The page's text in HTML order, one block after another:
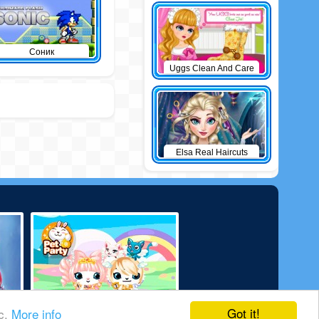
Got it!
More info
Соник
Uggs Clean And Care
Elsa Real Haircuts